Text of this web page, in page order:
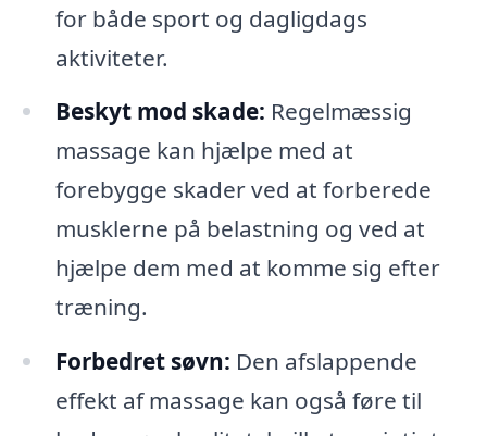
for både sport og dagligdags
aktiviteter.
Beskyt mod skade: Regelmæssig
massage kan hjælpe med at
forebygge skader ved at forberede
musklerne på belastning og ved at
hjælpe dem med at komme sig efter
træning.
Forbedret søvn: Den afslappende
effekt af massage kan også føre til